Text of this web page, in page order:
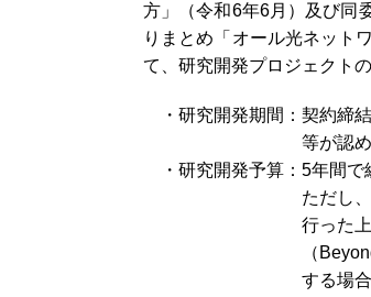
方」（令和6年6月）及び同
りまとめ「オール光ネット
て、研究開発プロジェクト
・研究開発期間：契約締
等が認
・研究開発予算：5年間
ただし
行った
（
する場